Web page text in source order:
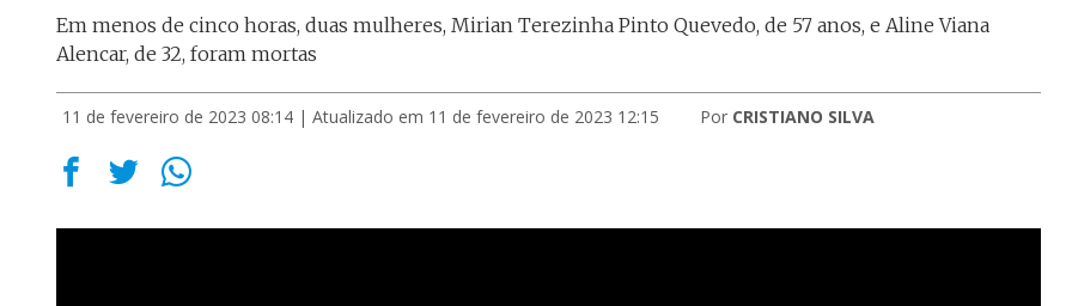
Em menos de cinco horas, duas mulheres, Mirian Terezinha Pinto Quevedo, de 57 anos, e Aline Viana
Alencar, de 32, foram mortas
11 de fevereiro de 2023 08:14 | Atualizado em 11 de fevereiro de 2023 12:15 Por CRISTIANO SILVA